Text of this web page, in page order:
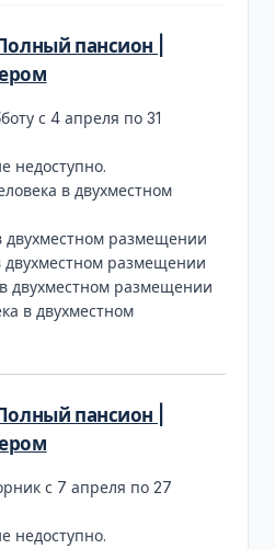
пансион |
с 4 апреля по 31
недоступно.
в двухместном
размещении
размещении
двухместном размещении
в двухместном
пансион |
с 7 апреля по 27
недоступно.